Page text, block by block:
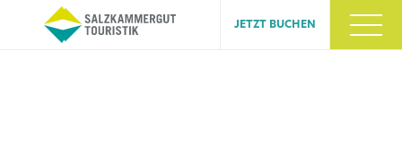
JETZT BUCHEN